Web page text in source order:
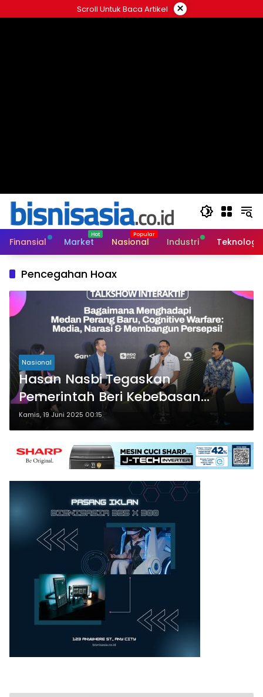
ke
Scroll Untuk Baca Artikel ×
Finansial Market Nasional Industri Teknologi
Pencegahan Hoax
Nasional
Hasan Nasbi Tegaskan
Pemerintah Beri Kebebasan
Berpendapat dan Terima Kritikan
Kamis, 19 Juni 2025 00:15